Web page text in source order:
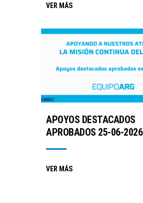
VER MÁS
APOYOS DESTACADOS
APROBADOS 25-06-2026
VER MÁS